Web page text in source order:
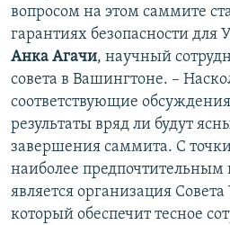
вопросом на этом саммите
гарантиях безопасности для
Анка Агачи, научный
совета в Вашингтоне. –
соответствующие
результаты вряд ли будут
завершения саммита. С
наиболее предпочтительным
является организация
который обеспечит тесное